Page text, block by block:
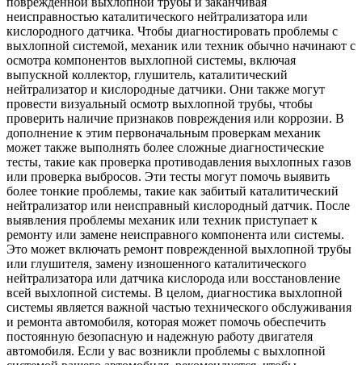
неисправностью каталитического нейтрализатора или
кислородного датчика. Чтобы диагностировать проблемы с
выхлопной системой, механик или техник обычно начинают с
осмотра компонентов выхлопной системы, включая
выпускной коллектор, глушитель, каталитический
нейтрализатор и кислородные датчики. Они также могут
провести визуальный осмотр выхлопной трубы, чтобы
проверить наличие признаков повреждения или коррозии. В
дополнение к этим первоначальным проверкам механик
может также выполнять более сложные диагностические
тесты, такие как проверка противодавления выхлопных газов
или проверка выбросов. Эти тесты могут помочь выявить
более тонкие проблемы, такие как забитый каталитический
нейтрализатор или неисправный кислородный датчик. После
выявления проблемы механик или техник приступает к
ремонту или замене неисправного компонента или системы.
Это может включать ремонт поврежденной выхлопной трубы
или глушителя, замену изношенного каталитического
нейтрализатора или датчика кислорода или восстановление
всей выхлопной системы. В целом, диагностика выхлопной
системы является важной частью технического обслуживания
и ремонта автомобиля, которая может помочь обеспечить
постоянную безопасную и надежную работу двигателя
автомобиля. Если у вас возникли проблемы с выхлопной